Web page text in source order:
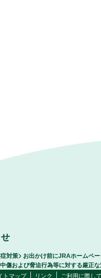
対策
お出かけ前にJRAホームペ
傷および脅迫行為等に対する厳正
トマップ リンク ご利用に際し